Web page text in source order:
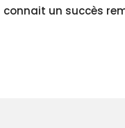
un succès